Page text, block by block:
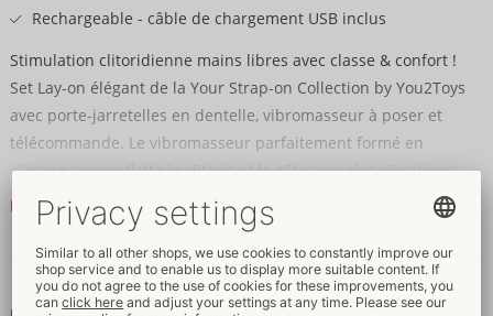
Rechargeable - câble de chargement USB inclus
Stimulation clitoridienne mains libres avec classe & confort !
Set Lay-on élégant de la Your Strap-on Collection by You2Toys
avec porte-jarretelles en dentelle, vibromasseur à poser et
télécommande. Le vibromasseur parfaitement formé en
silicone soyeux flatte le clitoris et le gâte avec des vibrations
intenses. Le vibromasseur est facilement inséré dans la
ceinture sensuelle en dentelle. Les strings/bandelettes
réglables le maintiennent fermement et sans glisser en
position de point chaud - même lors de mouvements intenses.
Particulièrement astucieux : le vibromasseur flexible à poser est
Lire la suite
Données et propriétés